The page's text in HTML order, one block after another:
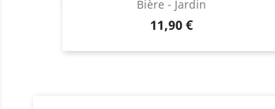
Bière - Jardin
Prix
11,90 €